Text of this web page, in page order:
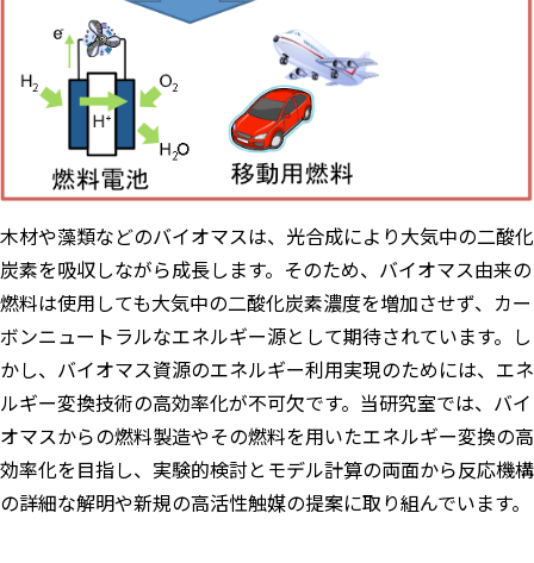
木材や藻類などのバイオマスは、光合成により大気中の二酸化
炭素を吸収しながら成長します。そのため、バイオマス由来の
燃料は使用しても大気中の二酸化炭素濃度を増加させず、カー
ボンニュートラルなエネルギー源として期待されています。し
かし、バイオマス資源のエネルギー利用実現のためには、エネ
ルギー変換技術の高効率化が不可欠です。当研究室では、バイ
オマスからの燃料製造やその燃料を用いたエネルギー変換の高
効率化を目指し、実験的検討とモデル計算の両面から反応機構
の詳細な解明や新規の高活性触媒の提案に取り組んでいます。